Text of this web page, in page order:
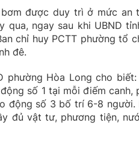
được duy trì ở mức an
qua, ngay sau khi UBND
chỉ huy PCTT phường tổ
đê.
phường Hòa Long cho
số 1 tại mỗi điếm
động số 3 bố trí 6-8
đủ vật tư, phương tiện,